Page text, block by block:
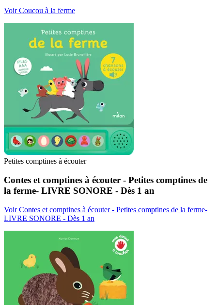
Voir Coucou à la ferme
Petites comptines à écouter
Contes et comptines à écouter - Petites comptines de
la ferme- LIVRE SONORE - Dès 1 an
Voir Contes et comptines à écouter - Petites comptines de la ferme-
LIVRE SONORE - Dès 1 an